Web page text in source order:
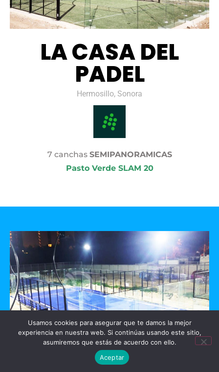
LA CASA DEL
PADEL
Hermosillo, Sonora
7 canchas SEMIPANORAMICAS
Pasto Verde SLAM 20
Usamos cookies para asegurar que te damos la mejor
experiencia en nuestra web. Si continúas usando este sitio,
asumiremos que estás de acuerdo con ello.
Aceptar